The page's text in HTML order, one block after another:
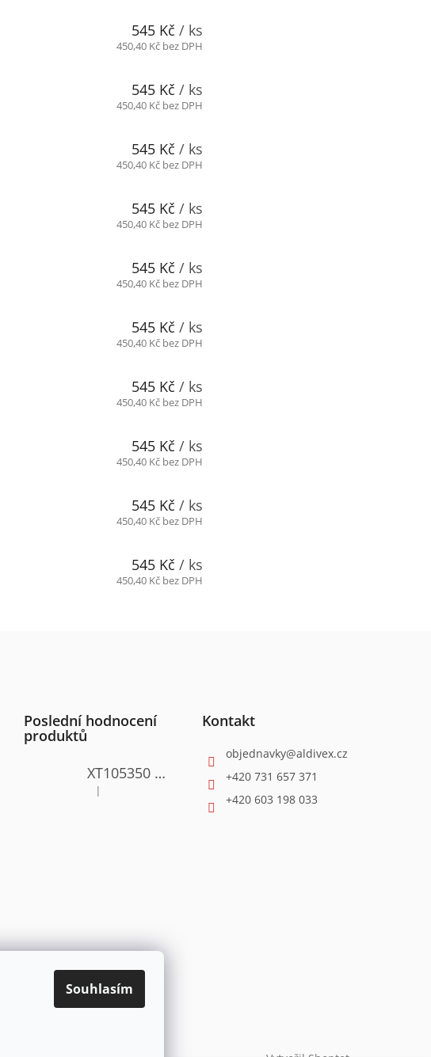
Souhlasím
545 Kč / ks
450,40 Kč bez DPH
545 Kč / ks
450,40 Kč bez DPH
545 Kč / ks
450,40 Kč bez DPH
545 Kč / ks
450,40 Kč bez DPH
545 Kč / ks
450,40 Kč bez DPH
545 Kč / ks
450,40 Kč bez DPH
545 Kč / ks
450,40 Kč bez DPH
545 Kč / ks
450,40 Kč bez DPH
545 Kč / ks
450,40 Kč bez DPH
545 Kč / ks
450,40 Kč bez DPH
Poslední hodnocení
produktů
XT105350 Satinační válcová bruska 1300W
Hodnocení produktu je 4 z 5 hvězdiček.
|
Kontakt
objednavky@aldivex.cz
+420 731 657 371
+420 603 198 033